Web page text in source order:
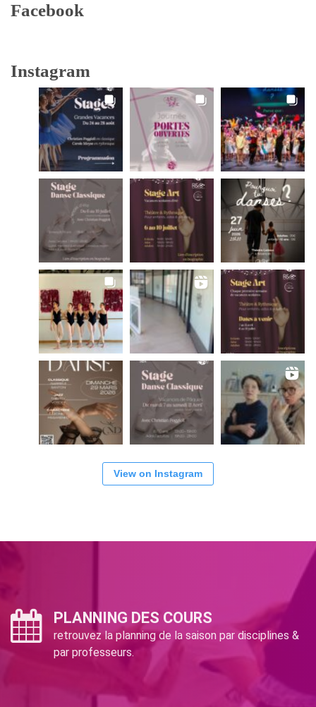
Facebook
Instagram
View on Instagram
PLANNING DES COURS
retrouvez la planning de la saison par disciplines &
par professeurs.